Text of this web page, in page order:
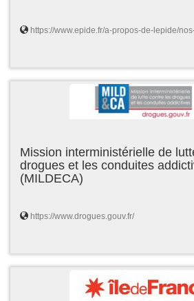
https://www.epide.fr/a-propos-de-lepide/
Mission interministérielle de
drogues et les conduites
(MILDECA)
https://www.drogues.gouv.fr/